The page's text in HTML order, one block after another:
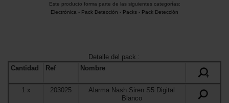
Este producto forma parte de las siguientes categorías:
Electrónica - Pack Detección - Packs - Pack Detección
Detalle del pack :
Cantidad
Ref
Nombre
+
1x 203025
Alarma Nash Siren S5 Digital
Blanco